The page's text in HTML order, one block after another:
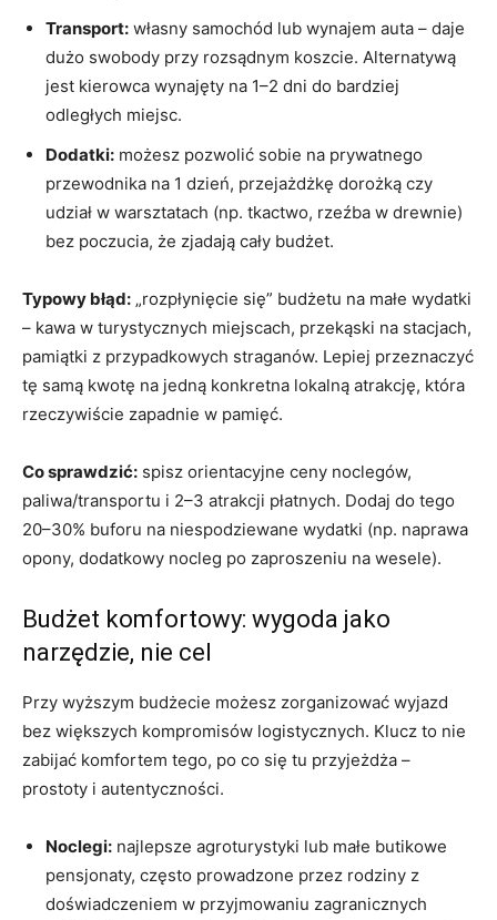
Transport: własny samochód lub wynajem auta – daje
dużo swobody przy rozsądnym koszcie. Alternatywą
jest kierowca wynajęty na 1–2 dni do bardziej
odległych miejsc.
Dodatki: możesz pozwolić sobie na prywatnego
przewodnika na 1 dzień, przejażdżkę dorożką czy
udział w warsztatach (np. tkactwo, rzeźba w drewnie)
bez poczucia, że zjadają cały budżet.
Typowy błąd: „rozpłynięcie się” budżetu na małe wydatki
– kawa w turystycznych miejscach, przekąski na stacjach,
pamiątki z przypadkowych straganów. Lepiej przeznaczyć
tę samą kwotę na jedną konkretna lokalną atrakcję, która
rzeczywiście zapadnie w pamięć.
Co sprawdzić: spisz orientacyjne ceny noclegów,
paliwa/transportu i 2–3 atrakcji płatnych. Dodaj do tego
20–30% buforu na niespodziewane wydatki (np. naprawa
opony, dodatkowy nocleg po zaproszeniu na wesele).
Budżet komfortowy: wygoda jako
narzędzie, nie cel
Przy wyższym budżecie możesz zorganizować wyjazd
bez większych kompromisów logistycznych. Klucz to nie
zabijać komfortem tego, po co się tu przyjeżdża –
prostoty i autentyczności.
Noclegi: najlepsze agroturystyki lub małe butikowe
pensjonaty, często prowadzone przez rodziny z
doświadczeniem w przyjmowaniu zagranicznych